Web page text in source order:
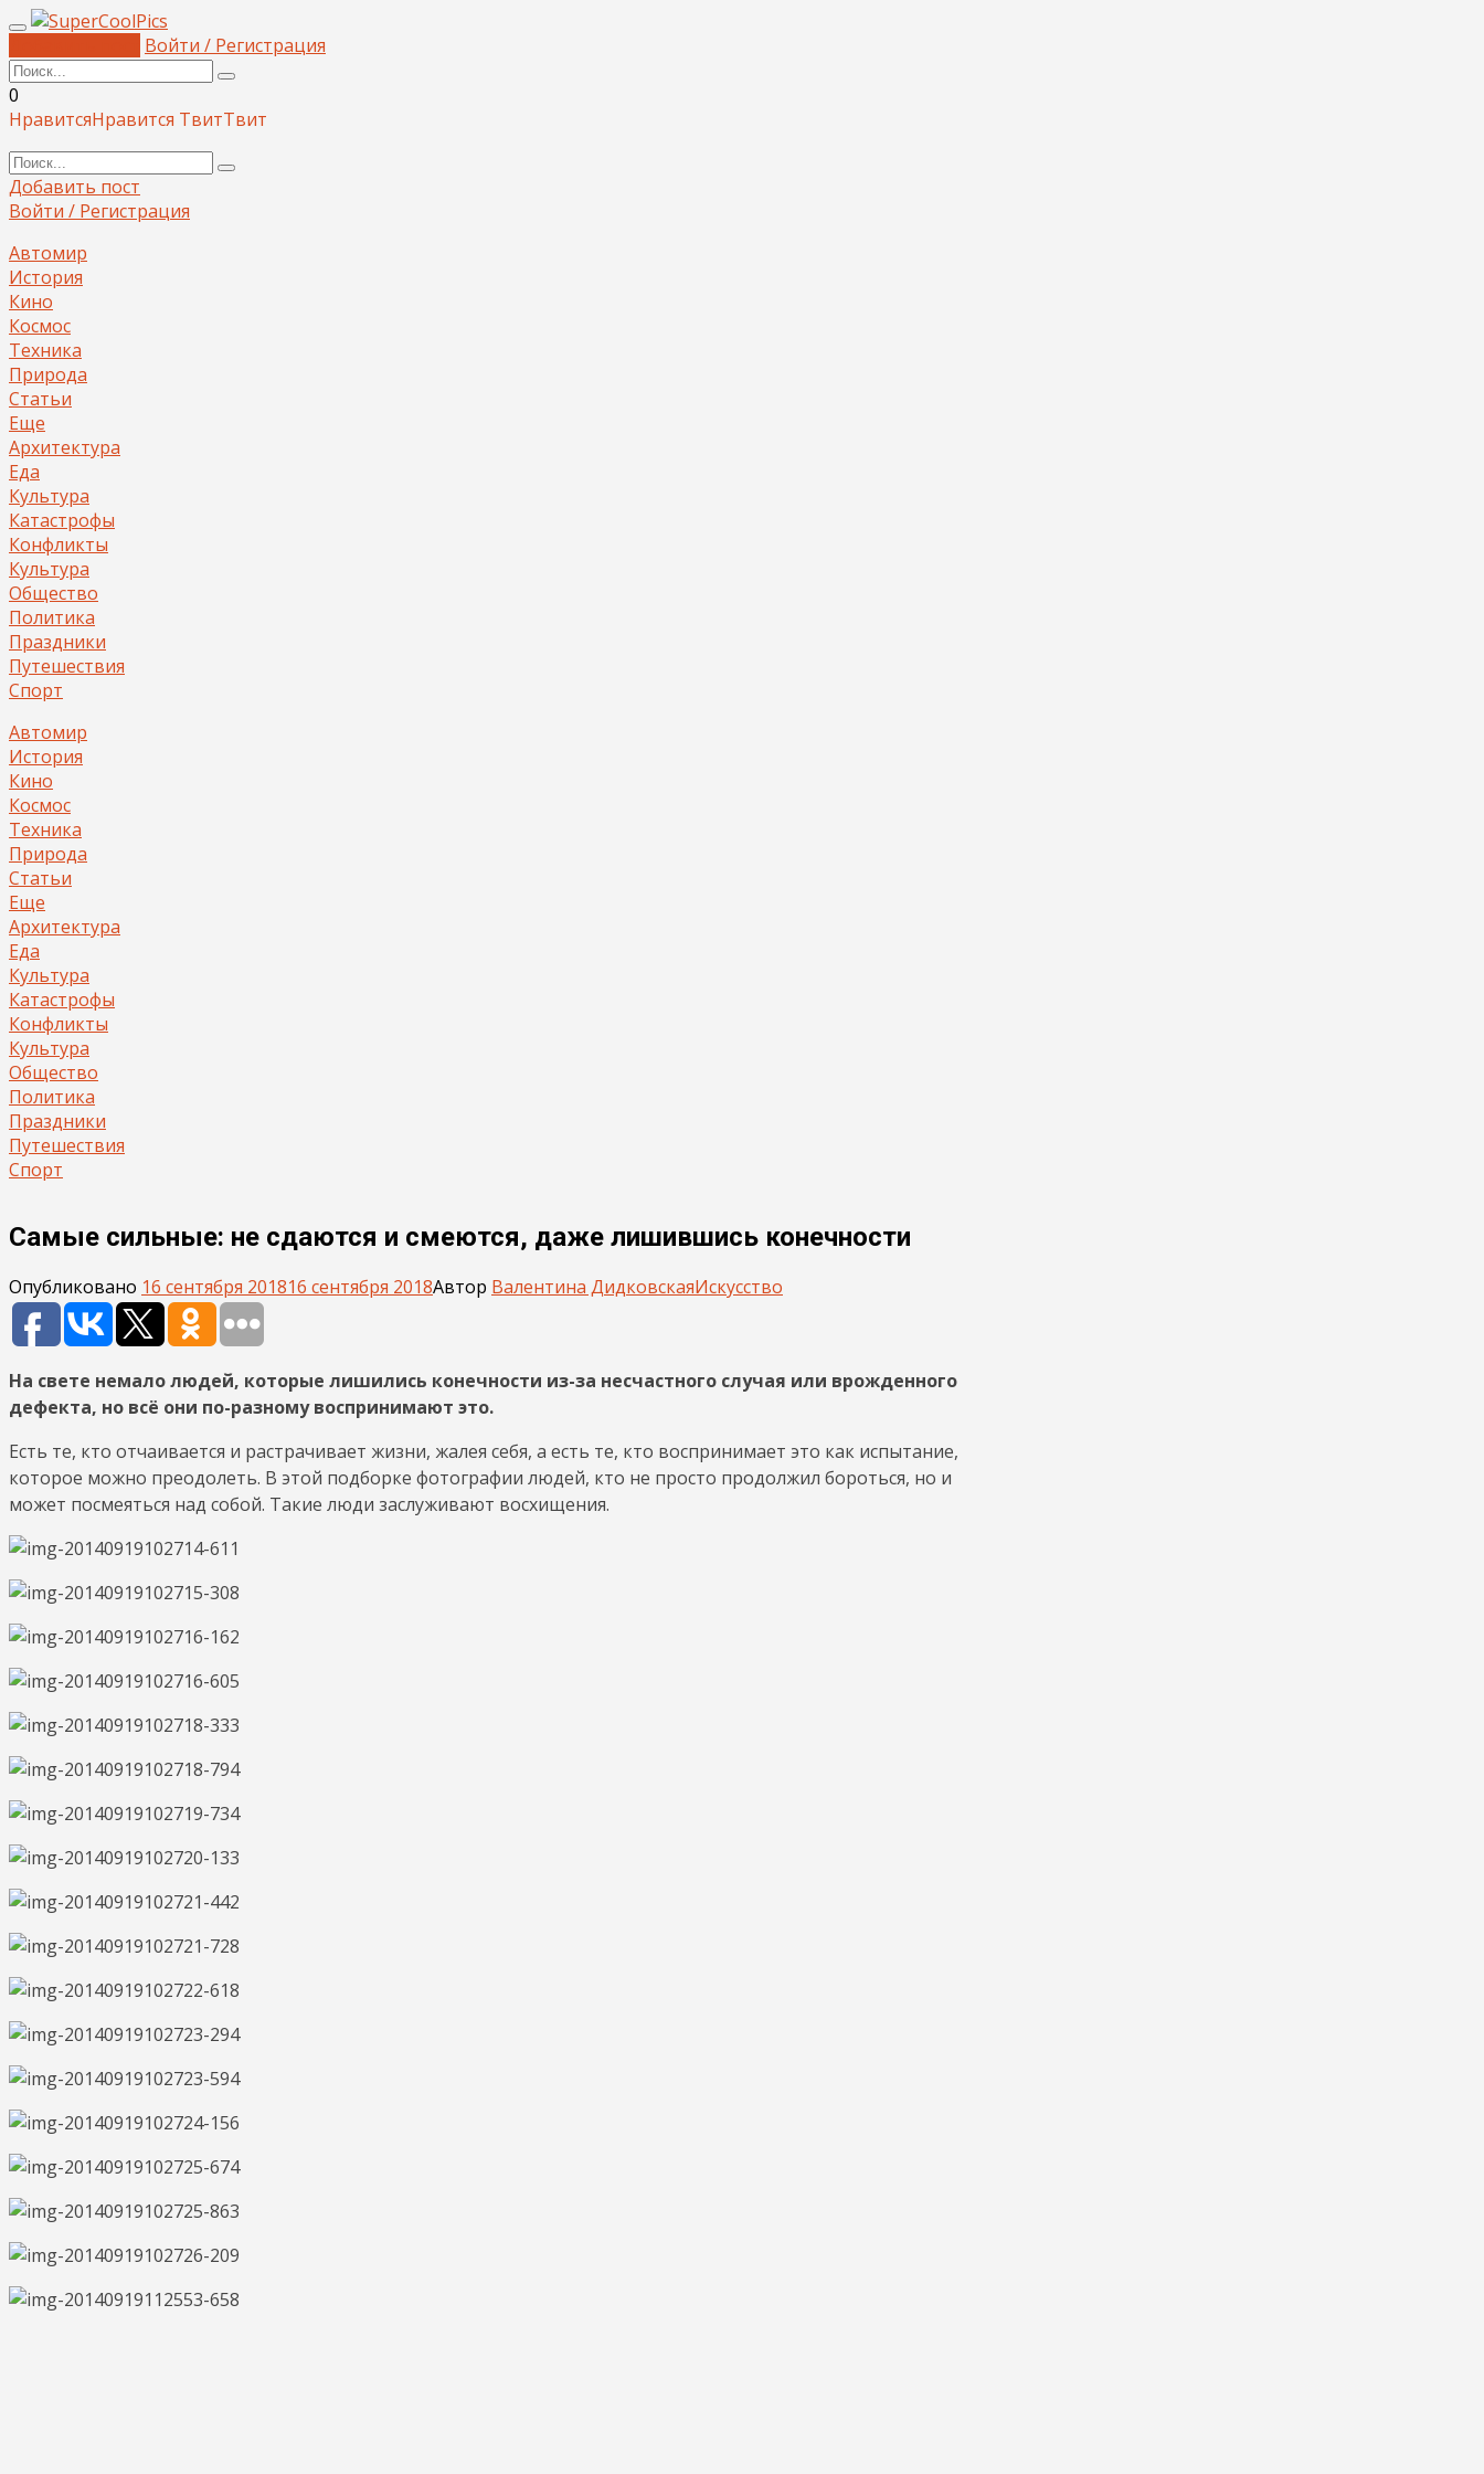
Войти / Регистрация
0
НравитсяНравится ТвитТвит
Добавить пост
Войти / Регистрация
Автомир
История
Кино
Космос
Техника
Природа
Статьи
Еще
Архитектура
Еда
Культура
Катастрофы
Конфликты
Культура
Общество
Политика
Праздники
Путешествия
Спорт
Автомир
История
Кино
Космос
Техника
Природа
Статьи
Еще
Архитектура
Еда
Культура
Катастрофы
Конфликты
Культура
Общество
Политика
Праздники
Путешествия
Спорт
Самые сильные: не сдаются и смеются, даже лишившись конечности
Опубликовано 16 сентября 201816 сентября 2018Автор Валентина ДидковскаяИскусство
На свете немало людей, которые лишились конечности из-за несчастного случая или врожденного
дефекта, но всё они по-разному воспринимают это.
Есть те, кто отчаивается и растрачивает жизни, жалея себя, а есть те, кто воспринимает это как испытание,
которое можно преодолеть. В этой подборке фотографии людей, кто не просто продолжил бороться, но и
может посмеяться над собой. Такие люди заслуживают восхищения.